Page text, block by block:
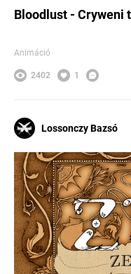
Bloodlust - Cryweni
Animáció
2402 1
Lossonczy Bazsó